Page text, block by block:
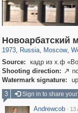
Новоарбатский
1973, Russia
1,406,144
, Moscow
319,779 8,286
,
27,129
Source:
кадр из х.ф
Shooting direction: 
Watermark signature:
3
Sign in to share
Andrewcob · 13